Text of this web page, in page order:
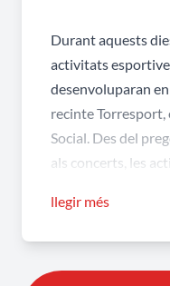
Durant aquests
activitats
desenvoluparan
recinte Torresport,
Social. Des del
als concerts, les
sardanes o la
llegir més